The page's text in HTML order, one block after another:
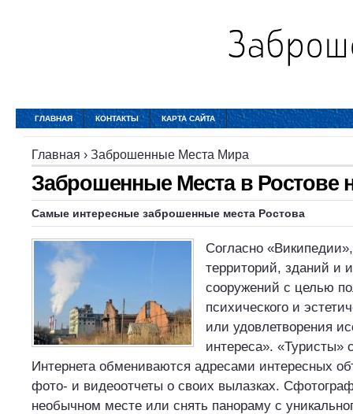
ГЛАВНАЯ КОНТАКТЫ КАРТА САЙТА
Главная › Заброшенные Места Мира
Заброшенные Места в Ростове
Самые интересные заброшенные места Ростова
Согласно
территорий, зданий и
сооружений с целью
психического и
или удовлетворения
интереса».
Интернета обмениваются адресами интересных
фото- и видеоотчеты о своих вылазках.
необычном месте или снять панораму с